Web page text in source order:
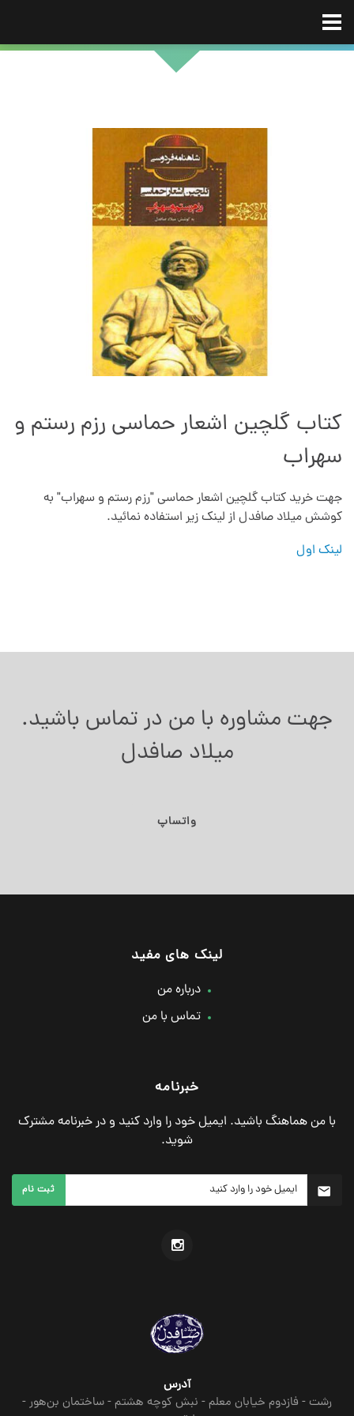
کتاب گلچین اشعار حماسی رزم رستم و
سهراب
جهت خرید کتاب گلچین اشعار حماسی "رزم رستم و سهراب" به
کوشش میلاد صافدل از لینک زیر استفاده نمائید.
لینک اول
جهت مشاوره با من در تماس باشید.
میلاد صافدل
واتساپ
لینک های مفید
درباره من
تماس با من
خبرنامه
با من هماهنگ باشید. ایمیل خود را وارد کنید و در خبرنامه مشترک
شوید.
ثبت نام
آدرس
رشت - فازدوم خیابان معلم - نبش کوچه هشتم - ساختمان بن‌هور -